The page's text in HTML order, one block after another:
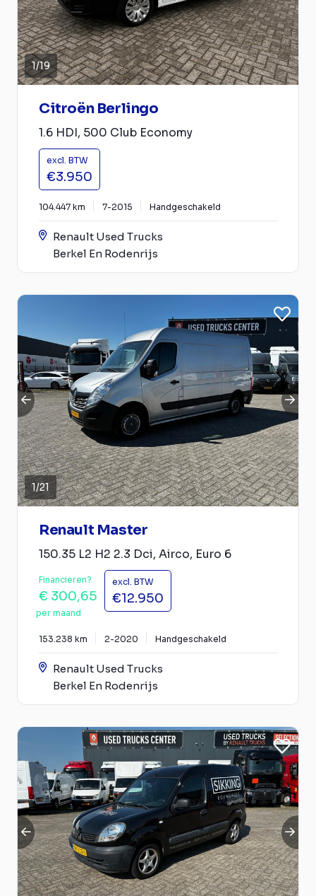
1/19
Citroën Berlingo
1.6 HDI, 500 Club Economy
excl. BTW
€3.950
104.447 km 7-2015 Handgeschakeld
Renault Used Trucks
Berkel En Rodenrijs
1/21
Renault Master
150.35 L2 H2 2.3 Dci, Airco, Euro 6
Financieren?
€ 300,65
per maand
excl. BTW
€12.950
153.238 km 2-2020 Handgeschakeld
Renault Used Trucks
Berkel En Rodenrijs